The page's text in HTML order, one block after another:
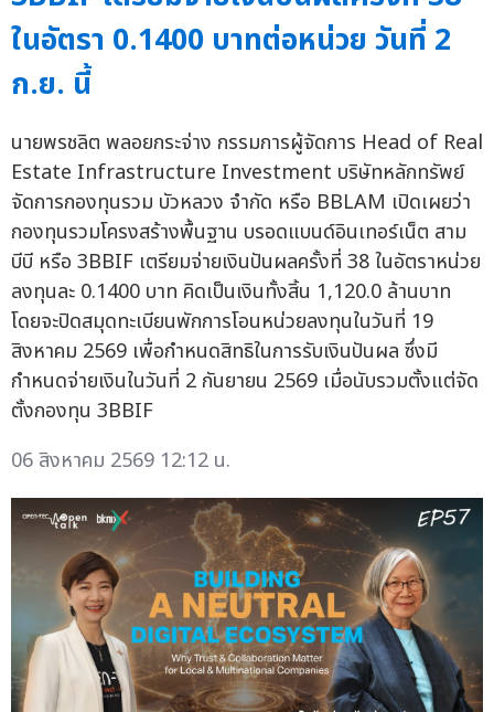
ในอัตรา 0.1400 บาทต่อหน่วย วันที่ 2
ก.ย. นี้
นายพรชลิต พลอยกระจ่าง กรรมการผู้จัดการ Head of Real
Estate Infrastructure Investment บริษัทหลักทรัพย์
จัดการกองทุนรวม บัวหลวง จำกัด หรือ BBLAM เปิดเผยว่า
กองทุนรวมโครงสร้างพื้นฐาน บรอดแบนด์อินเทอร์เน็ต สาม
บีบี หรือ 3BBIF เตรียมจ่ายเงินปันผลครั้งที่ 38 ในอัตราหน่วย
ลงทุนละ 0.1400 บาท คิดเป็นเงินทั้งสิ้น 1,120.0 ล้านบาท
โดยจะปิดสมุดทะเบียนพักการโอนหน่วยลงทุนในวันที่ 19
สิงหาคม 2569 เพื่อกำหนดสิทธิในการรับเงินปันผล ซึ่งมี
กำหนดจ่ายเงินในวันที่ 2 กันยายน 2569 เมื่อนับรวมตั้งแต่จัด
ตั้งกองทุน 3BBIF
06 สิงหาคม 2569 12:12 น.